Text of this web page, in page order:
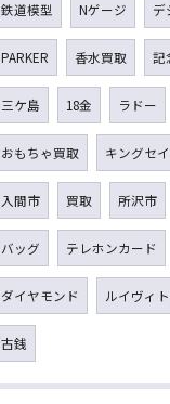
鉄道模型 Nゲージ デ
PARKER 香水買取 記
三ケ島 18金 ラドー
おもちゃ買取 キングセ
入間市 買取 所沢市
バッグ テレホンカード
ダイヤモンド ルイヴィ
古銭